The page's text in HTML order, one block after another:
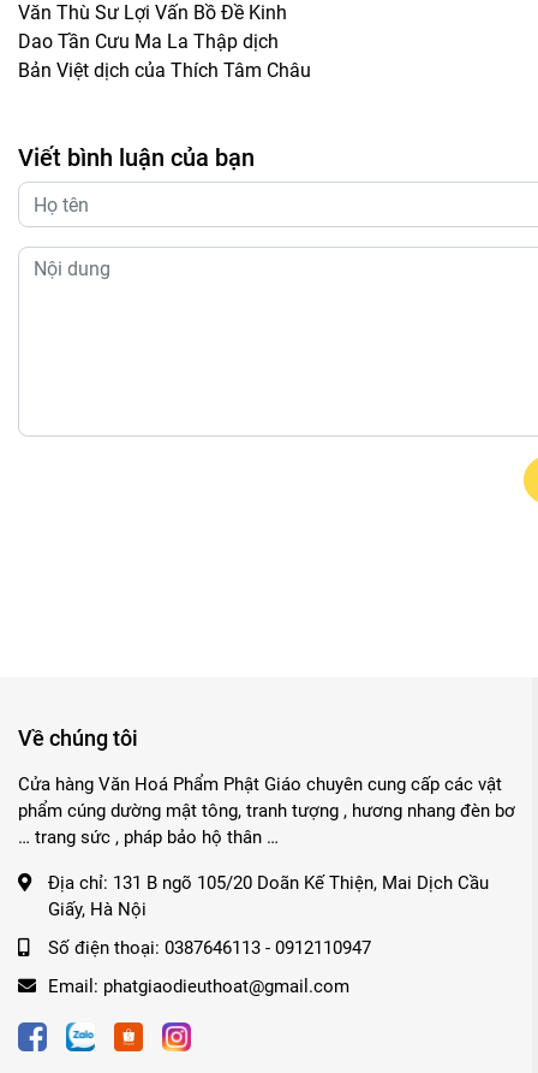
Văn Thù Sư Lợi Vấn Bồ Đề Kinh
Dao Tần Cưu Ma La Thập dịch
Bản Việt dịch của Thích Tâm Châu
Viết bình luận của bạn
Về chúng tôi
Cửa hàng Văn Hoá Phẩm Phật Giáo chuyên cung cấp các vật
phẩm cúng dường mật tông, tranh tượng , hương nhang đèn bơ
… trang sức , pháp bảo hộ thân …
Địa chỉ: 131 B ngõ 105/20 Doãn Kế Thiện, Mai Dịch Cầu
Giấy, Hà Nội
Số điện thoại: 0387646113 - 0912110947
Email: phatgiaodieuthoat@gmail.com